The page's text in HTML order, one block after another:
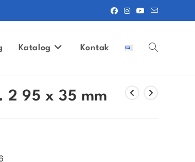
Katalog Kontak Toggle
2 95 x 35 mm